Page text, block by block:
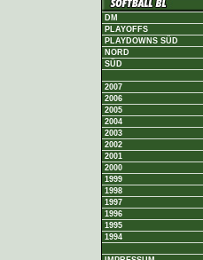
DM
PLAYOFFS
PLAYDOWNS SÜD
NORD
SÜD
2007
2006
2005
2004
2003
2002
2001
2000
1999
1998
1997
1996
1995
1994